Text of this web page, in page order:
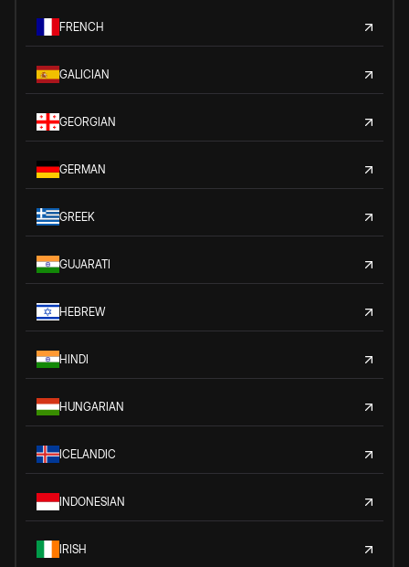
FRENCH
GALICIAN
GEORGIAN
GERMAN
GREEK
GUJARATI
HEBREW
HINDI
HUNGARIAN
ICELANDIC
INDONESIAN
IRISH